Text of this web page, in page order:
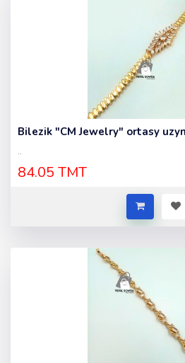
Bilezik "CM Jewelry" ortasy
..
84.05 TMT